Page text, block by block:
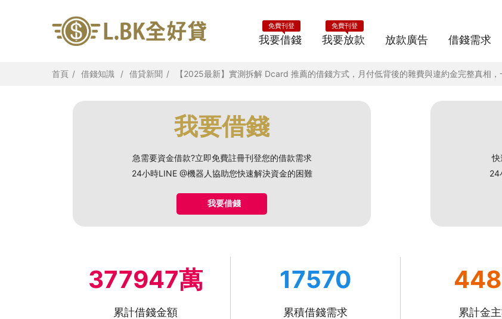
我要借錢
免費刊登
我要放款
免費刊登
放款廣告 借錢需求
首頁 借錢知識 借貸新聞 【2025最新】實測拆解 Dcard 推薦的借錢方式，月付低背後的雜費與違約金完整真相
我要借錢
急需要資金借款?立即免費註冊刊登您的借款需求
24小時LINE @機器人協助您快速解決資金的困難
我要借錢
快
24
377947萬
累計借錢金額
17570
累積借錢需求 累計金